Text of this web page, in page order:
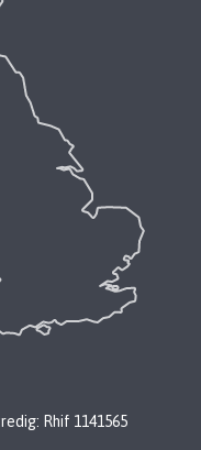
Rhif 1141565